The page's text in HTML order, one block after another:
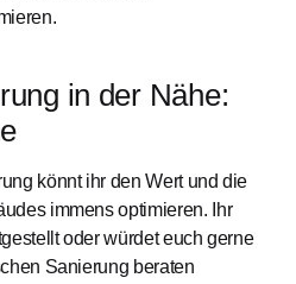
in der Nähe:
könnt ihr den Wert und die
immens optimieren. Ihr
oder würdet euch gerne
Sanierung beraten